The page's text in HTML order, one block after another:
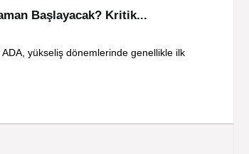
Başlayacak? Kritik...
yükseliş dönemlerinde genellikle ilk